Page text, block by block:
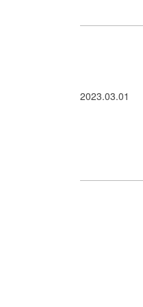
2023.03.01